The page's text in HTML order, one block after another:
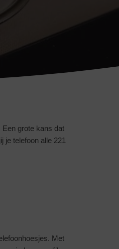
grote kans dat
je telefoon alle 221
Met